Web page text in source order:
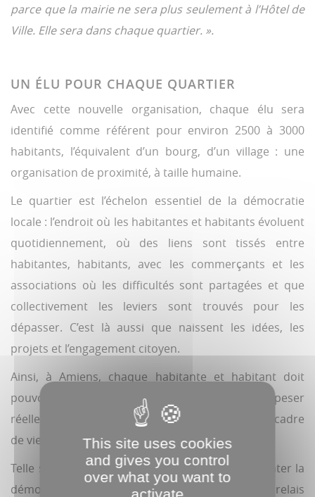
parce que la mairie ne sera plus seulement à l’Hôtel de
Ville. Elle sera dans chaque quartier. ».
UN ÉLU POUR CHAQUE QUARTIER
Avec cette nouvelle organisation, chaque élu sera
identifié comme référent pour environ 2500 à 3000
habitants, l’équivalent d’un bourg, d’un village : une
organisation de proximité, à taille humaine.
Le quartier est l’échelon essentiel de la démocratie
locale : l’endroit où les habitantes et habitants évoluent
quotidiennement, où des liens sont tissés entre
habitantes, habitants, avec les commerçants et les
associations où les difficultés sont partagées et que
collectivement les leviers sont trouvés pour les
dépasser. C’est là aussi que naissent les idées, les
projets et l’engagement citoyen.
Ainsi, à Amiens, chaque habitante et habitant doit
pouvoir interpeller la municipalité, être écouté et peser
réellement sur les décisions qui concernent son cadre
de vie.
Telle sera la mission de ces élus, celle de réinventer la
démocratie à l’échelle du quartier : devenir le relais
This site uses cookies
and gives you control
over what you want to
activate